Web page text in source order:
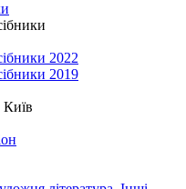
2022
2019
Київ